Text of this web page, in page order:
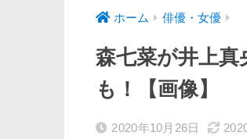
ホーム 俳優・女優
森七菜が井上
も！【画像】
2020年10月26日